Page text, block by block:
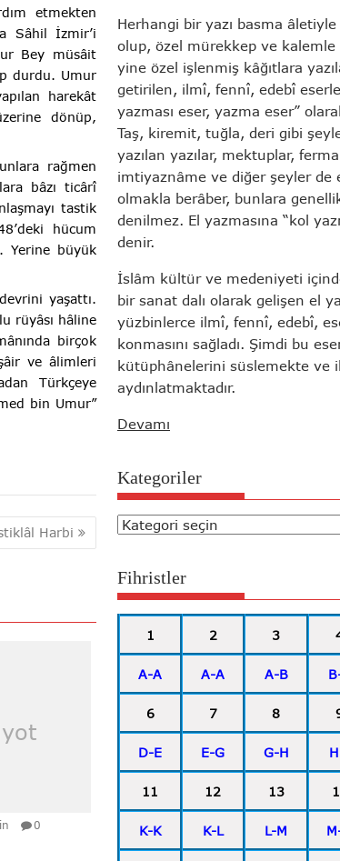
etmekten
Sâhil İzmir’i
Bey müsâit
durdu. Umur
harekât
dönüp,
rağmen
bâzı ticârî
tastik
hücum
Yerine büyük
yaşattı.
rüyâsı hâline
birçok
ve âlimleri
Türkçeye
bin Umur”
Harbi
0
Herhangi bir yazı basma âletiyle
olup, özel mürekkep ve kalemle
yine özel işlenmiş kâğıtlara
getirilen, ilmî, fennî, edebî
yazması eser, yazma eser”
Taş, kiremit, tuğla, deri gibi
yazılan yazılar, mektuplar,
imtiyaznâme ve diğer şeyler de
olmakla berâber, bunlara
denilmez. El yazmasına “kol
denir.
İslâm kültür ve medeniyeti
bir sanat dalı olarak gelişen el
yüzbinlerce ilmî, fennî, edebî,
konmasını sağladı. Şimdi bu
kütüphânelerini süslemekte ve
aydınlatmaktadır.
Devamı
Kategoriler
Kategoriler
Fihristler
1 2 3
A-A A-A A-B
6 7 8
D-E E-G G-H
11 12 13
K-K K-L L-M